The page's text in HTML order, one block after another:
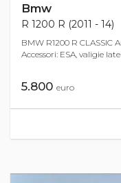
Bmw
R 1200 R (2011 - 14)
BMW R1200 R CLASSIC
Accessori: ESA, valigie
5.800 euro